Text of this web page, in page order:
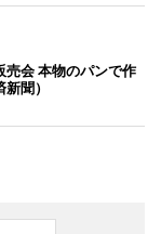
売会 本物のパンで作
聞）